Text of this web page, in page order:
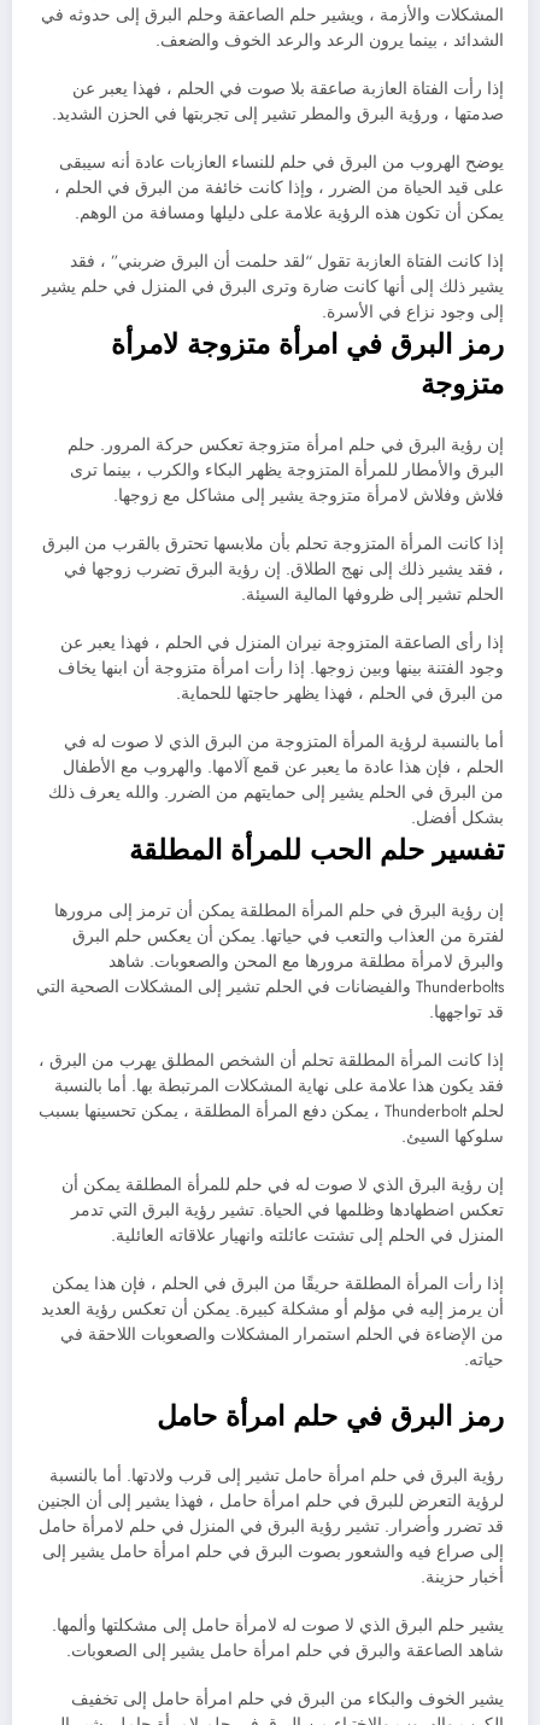
المشكلات والأزمة ، ويشير حلم الصاعقة وحلم البرق إلى حدوثه في
الشدائد ، بينما يرون الرعد والرعد الخوف والضعف.
إذا رأت الفتاة العازبة صاعقة بلا صوت في الحلم ، فهذا يعبر عن
صدمتها ، ورؤية البرق والمطر تشير إلى تجربتها في الحزن الشديد.
يوضح الهروب من البرق في حلم للنساء العازبات عادة أنه سيبقى
على قيد الحياة من الضرر ، وإذا كانت خائفة من البرق في الحلم ،
يمكن أن تكون هذه الرؤية علامة على دليلها ومسافة من الوهم.
إذا كانت الفتاة العازبة تقول “لقد حلمت أن البرق ضربني” ، فقد
يشير ذلك إلى أنها كانت ضارة وترى البرق في المنزل في حلم يشير
إلى وجود نزاع في الأسرة.
رمز البرق في امرأة متزوجة لامرأة
متزوجة
إن رؤية البرق في حلم امرأة متزوجة تعكس حركة المرور. حلم
البرق والأمطار للمرأة المتزوجة يظهر البكاء والكرب ، بينما ترى
فلاش وفلاش لامرأة متزوجة يشير إلى مشاكل مع زوجها.
إذا كانت المرأة المتزوجة تحلم بأن ملابسها تحترق بالقرب من البرق
، فقد يشير ذلك إلى نهج الطلاق. إن رؤية البرق تضرب زوجها في
الحلم تشير إلى ظروفها المالية السيئة.
إذا رأى الصاعقة المتزوجة نيران المنزل في الحلم ، فهذا يعبر عن
وجود الفتنة بينها وبين زوجها. إذا رأت امرأة متزوجة أن ابنها يخاف
من البرق في الحلم ، فهذا يظهر حاجتها للحماية.
أما بالنسبة لرؤية المرأة المتزوجة من البرق الذي لا صوت له في
الحلم ، فإن هذا عادة ما يعبر عن قمع آلامها. والهروب مع الأطفال
من البرق في الحلم يشير إلى حمايتهم من الضرر. والله يعرف ذلك
بشكل أفضل.
تفسير حلم الحب للمرأة المطلقة
إن رؤية البرق في حلم المرأة المطلقة يمكن أن ترمز إلى مرورها
لفترة من العذاب والتعب في حياتها. يمكن أن يعكس حلم البرق
والبرق لامرأة مطلقة مرورها مع المحن والصعوبات. شاهد
Thunderbolts والفيضانات في الحلم تشير إلى المشكلات الصحية التي
قد تواجهها.
إذا كانت المرأة المطلقة تحلم أن الشخص المطلق يهرب من البرق ،
فقد يكون هذا علامة على نهاية المشكلات المرتبطة بها. أما بالنسبة
لحلم Thunderbolt ، يمكن دفع المرأة المطلقة ، يمكن تحسينها بسبب
سلوكها السيئ.
إن رؤية البرق الذي لا صوت له في حلم للمرأة المطلقة يمكن أن
تعكس اضطهادها وظلمها في الحياة. تشير رؤية البرق التي تدمر
المنزل في الحلم إلى تشتت عائلته وانهيار علاقاته العائلية.
إذا رأت المرأة المطلقة حريقًا من البرق في الحلم ، فإن هذا يمكن
أن يرمز إليه في مؤلم أو مشكلة كبيرة. يمكن أن تعكس رؤية العديد
من الإضاءة في الحلم استمرار المشكلات والصعوبات اللاحقة في
حياته.
رمز البرق في حلم امرأة حامل
رؤية البرق في حلم امرأة حامل تشير إلى قرب ولادتها. أما بالنسبة
لرؤية التعرض للبرق في حلم امرأة حامل ، فهذا يشير إلى أن الجنين
قد تضرر وأضرار. تشير رؤية البرق في المنزل في حلم لامرأة حامل
إلى صراع فيه والشعور بصوت البرق في حلم امرأة حامل يشير إلى
أخبار حزينة.
يشير حلم البرق الذي لا صوت له لامرأة حامل إلى مشكلتها وألمها.
شاهد الصاعقة والبرق في حلم امرأة حامل يشير إلى الصعوبات.
يشير الخوف والبكاء من البرق في حلم امرأة حامل إلى تخفيف